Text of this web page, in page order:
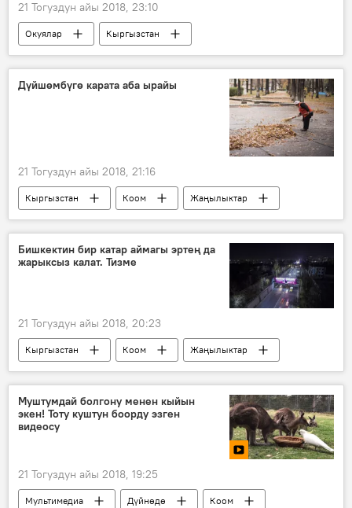
21 Тогуздун айы 2018, 23:10
Окуялар
Кыргызстан
Жаңылыктар
Aлерт
2018-жылы Кыргызстанда катталган жол кырсыктары
Дүйшөмбүгө карата аба ырайы
21 Тогуздун айы 2018, 21:16
Кыргызстан Коом
Жаңылыктар
аба ырайы
Бишкектин бир катар аймагы эртең да
жарыксыз калат. Тизме
21 Тогуздун айы 2018, 20:23
Кыргызстан Коом
Жаңылыктар
Бишкек
"Түндүк Электр" ишканасы
электр жарыгы
Муштумдай болгону менен кыйын
экен! Тоту куштун боорду эзген
видеосу
21 Тогуздун айы 2018, 19:25
Мультимедиа Дүйнөдө
Коом